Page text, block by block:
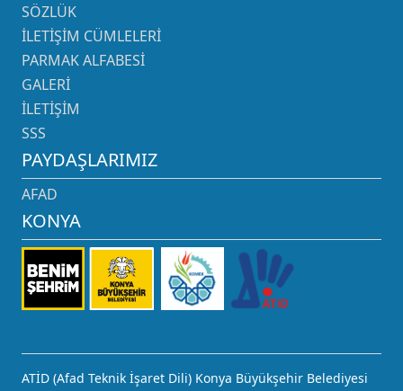
SÖZLÜK
İLETIŞIM CÜMLELERI
PARMAK ALFABESI
GALERI
İLETIŞIM
SSS
PAYDAŞLARIMIZ
AFAD
KONYA
ATİD (Afad Teknik İşaret Dili) Konya Büyükşehir Belediyesi